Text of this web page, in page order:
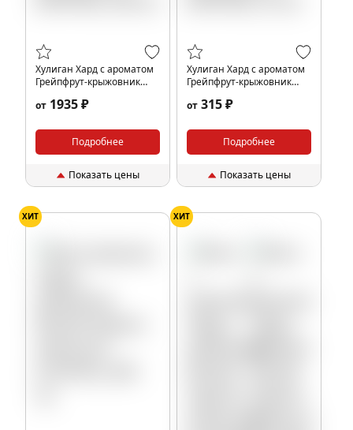
Хулиган Хард с ароматом
Грейпфрут-крыжовник
от 1935 ₽
Подробнее
Показать цены
Хулиган Хард с ароматом
Грейпфрут-крыжовник
от 315 ₽
Подробнее
Показать цены
ХИТ ХИТ